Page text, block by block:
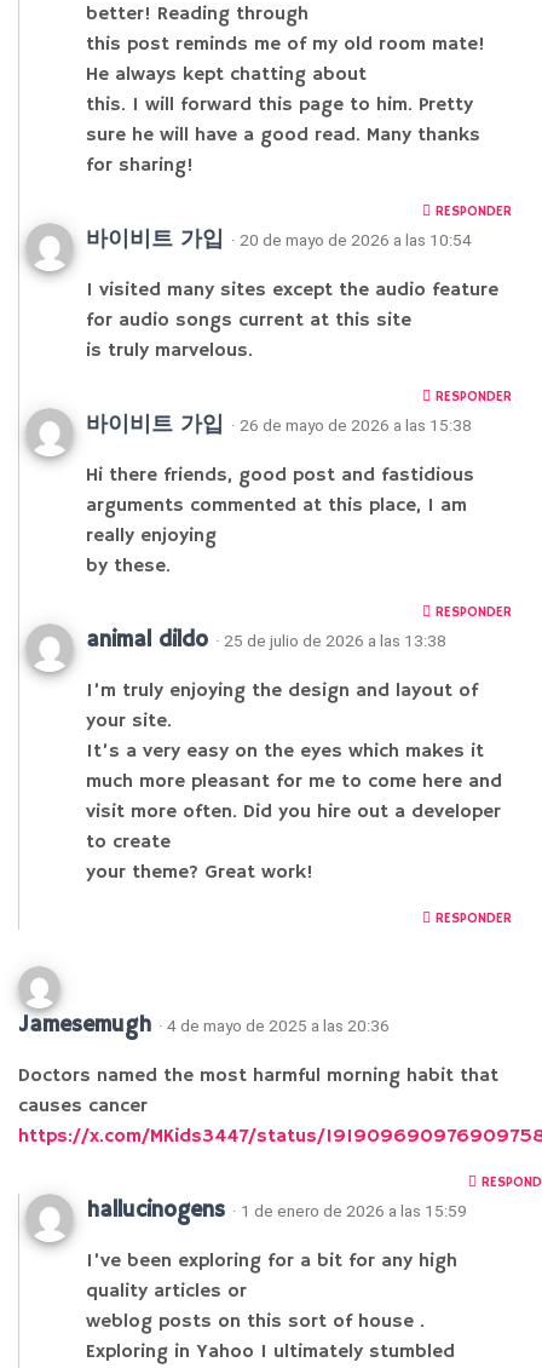
better! Reading through
this post reminds me of my old room mate!
He always kept chatting about
this. I will forward this page to him. Pretty
sure he will have a good read. Many thanks
for sharing!
RESPONDER
바이비트 가입 · 20 de mayo de 2026 a las 10:54
I visited many sites except the audio feature
for audio songs current at this site
is truly marvelous.
RESPONDER
바이비트 가입 · 26 de mayo de 2026 a las 15:38
Hi there friends, good post and fastidious
arguments commented at this place, I am
really enjoying
by these.
RESPONDER
animal dildo · 25 de julio de 2026 a las 13:38
I’m truly enjoying the design and layout of
your site.
It’s a very easy on the eyes which makes it
much more pleasant for me to come here and
visit more often. Did you hire out a developer
to create
your theme? Great work!
RESPONDER
Jamesemugh · 4 de mayo de 2025 a las 20:36
Doctors named the most harmful morning habit that
causes cancer
https://x.com/MKids3447/status/
hallucinogens · 1 de enero de 2026 a las 15:59
I’ve been exploring for a bit for any high
quality articles or
weblog posts on this sort of house .
Exploring in Yahoo I ultimately stumbled